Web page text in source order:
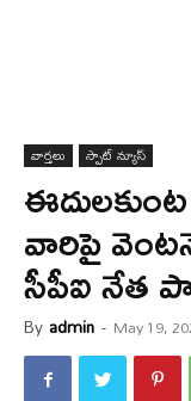
వార్త‌లు స్పాట్ న్యూస్
ఈదులకుంట
వారిపై
సీపీఐ నేత
By admin - May 19,